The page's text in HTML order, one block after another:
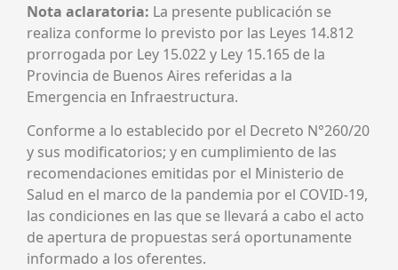
Nota aclaratoria: La presente publicación se
realiza conforme lo previsto por las Leyes 14.812
prorrogada por Ley 15.022 y Ley 15.165 de la
Provincia de Buenos Aires referidas a la
Emergencia en Infraestructura.
Conforme a lo establecido por el Decreto N°260/20
y sus modificatorios; y en cumplimiento de las
recomendaciones emitidas por el Ministerio de
Salud en el marco de la pandemia por el COVID-19,
las condiciones en las que se llevará a cabo el acto
de apertura de propuestas será oportunamente
informado a los oferentes.